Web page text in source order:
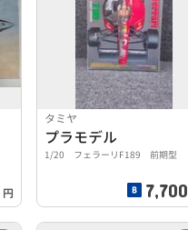
円
タミヤ
プラモデル
1/20 フェラーリF189 前期型
7,700